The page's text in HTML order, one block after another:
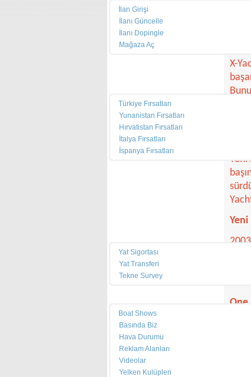
İlan Girişi
İlanı Güncelle
İlanı Dopingle
Mağaza Aç
Türkiye Fırsatları
Yunanistan Fırsatları
Hırvatistan Fırsatları
İtalya Fırsatları
İspanya Fırsatları
Yat Sigortası
Yat Transferi
Tekne Survey
Boat Shows
Basında Biz
Hava Durumu
Reklam Alanları
Videolar
Yelken Kulüpleri
X-
Yeni
One